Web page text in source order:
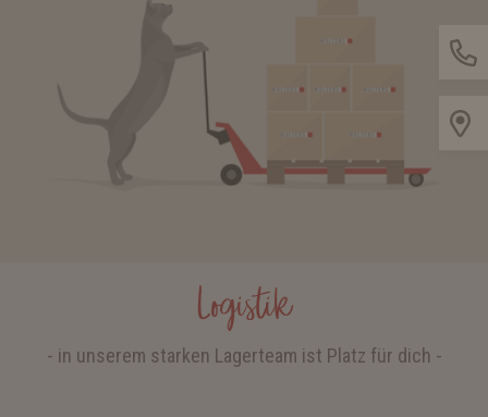
Logistik
- in unserem starken Lagerteam ist Platz für dich -